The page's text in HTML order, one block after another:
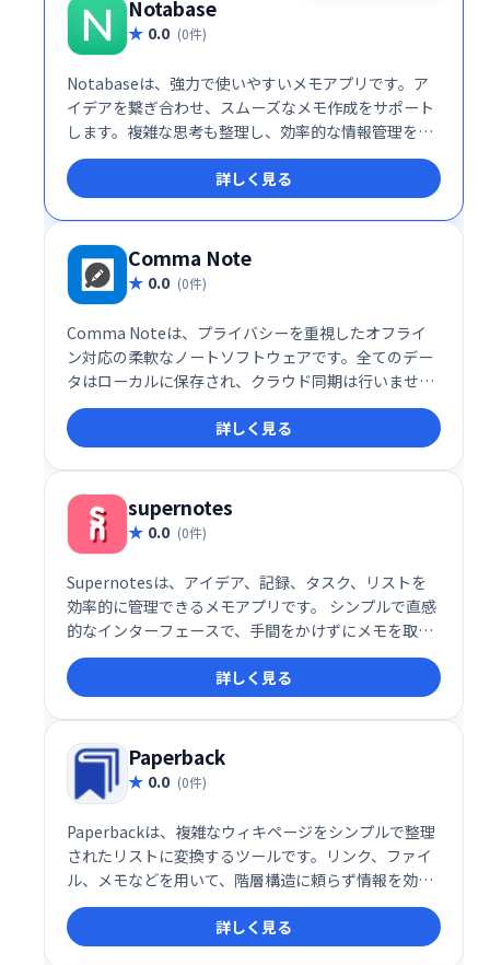
Notabase
0.0 (0件)
Notabaseは、強力で使いやすいメモアプリです。ア
イデアを繋ぎ合わせ、スムーズなメモ作成をサポート
します。複雑な思考も整理し、効率的な情報管理を実
現します。シンプルで直感的なインターフェースで、
誰でも簡単に利用できます。あなたのアイデアを形に
する、最高のメモアプリを体験してください。
詳しく見る
Comma Note
0.0 (0件)
Comma Noteは、プライバシーを重視したオフライ
ン対応の柔軟なノートソフトウェアです。全てのデー
タはローカルに保存され、クラウド同期は行いませ
ん。安心してご利用いただける、安全で快適なノート
環境を提供します。
詳しく見る
supernotes
0.0 (0件)
Supernotesは、アイデア、記録、タスク、リストを
効率的に管理できるメモアプリです。 シンプルで直感
的なインターフェースで、手間をかけずにメモを取
り、整理することができます。 思考の整理やタスク管
理に最適なツールです。詳しく見る
Paperback
0.0 (0件)
Paperbackは、複雑なウィキページをシンプルで整理
されたリストに変換するツールです。リンク、ファイ
ル、メモなどを用いて、階層構造に頼らず情報を効率
的に管理できます。 深い階層構造に悩むことなく、必
要な情報を簡単にアクセスできます。
詳しく見る